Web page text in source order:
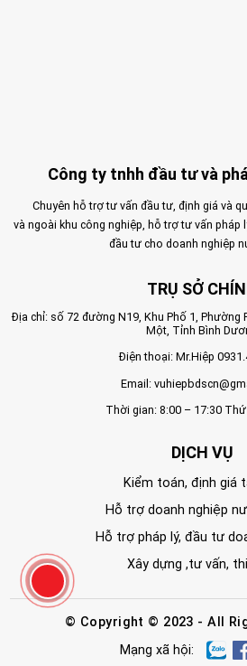
Công ty tnhh đầu tư và
Chuyên hỗ trợ tư vấn đầu tư, định giá và
và ngoài khu công nghiệp, hỗ trợ tư vấn pháp
đầu tư cho doanh nghiệp
TRỤ SỞ
Địa chỉ: số 72 đường N19, Khu Phố 1, Phường
Một, Tỉnh Bình
Điện thoại: Mr.Hiệp
Email:
Thời gian: 8:00 – 17:30
DỊCH VỤ
Kiểm toán, định giá
Hỗ trợ doanh nghiệp
Hỗ trợ pháp lý, đầu tư
Xây dựng ,tư vấn,
© Copyright © 2023 - All
Mạng xã hội: